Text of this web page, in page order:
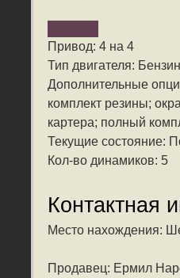
Привод: 4 на 4
Тип двигателя:
Дополнительные
комплект резины;
картера; полный
Текущие состояние:
Кол-во динамиков: 5
Контактная
Место нахождения:
Продавец: Ермил